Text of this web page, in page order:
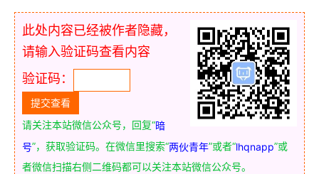
此处内容已经被作者隐藏，
请输入验证码查看内容
验证码：
请关注本站微信公众号，回复“暗
号”，获取验证码。在微信里搜索“两伙青年”或者“lhqnapp”或
者微信扫描右侧二维码都可以关注本站微信公众号。